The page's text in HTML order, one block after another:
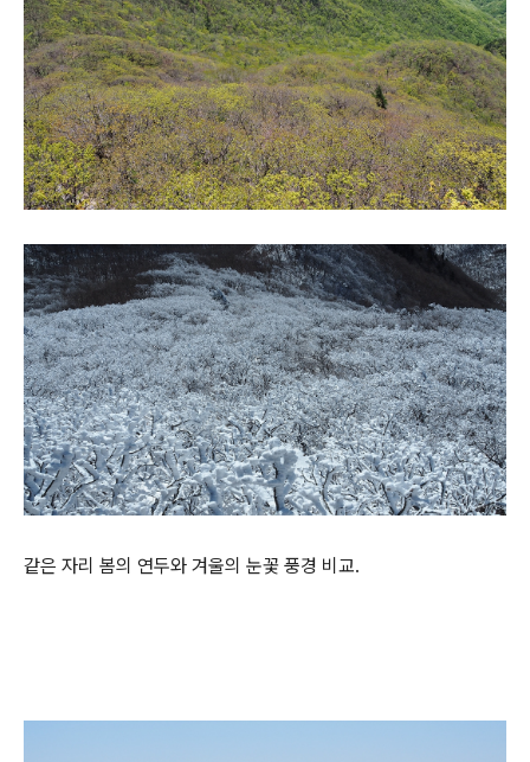
같은 자리 봄의 연두와 겨울의 눈꽃 풍경 비교.